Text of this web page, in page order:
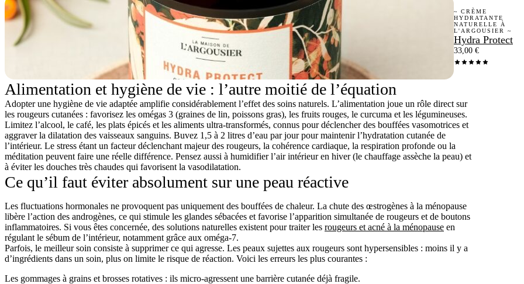
~ CRÈME
HYDRATANTE
NATURELLE À
L'ARGOUSIER ~
Hydra Protect
33,00 €
Alimentation et hygiène de vie : l’autre moitié de l’équation
Adopter une hygiène de vie adaptée amplifie considérablement l’effet des soins naturels. L’alimentation joue un rôle direct sur
les rougeurs cutanées : favorisez les omégas 3 (graines de lin, poissons gras), les fruits rouges, le curcuma et les légumineuses.
Limitez l’alcool, le café, les plats épicés et les aliments ultra-transformés, connus pour déclencher des bouffées vasomotrices et
aggraver la dilatation des vaisseaux sanguins. Buvez 1,5 à 2 litres d’eau par jour pour maintenir l’hydratation cutanée de
l’intérieur. Le stress étant un facteur déclenchant majeur des rougeurs, la cohérence cardiaque, la respiration profonde ou la
méditation peuvent faire une réelle différence. Pensez aussi à humidifier l’air intérieur en hiver (le chauffage assèche la peau) et
à éviter les douches très chaudes qui favorisent la vasodilatation.
Ce qu’il faut éviter absolument sur une peau réactive
Les fluctuations hormonales ne provoquent pas uniquement des bouffées de chaleur. La chute des œstrogènes à la ménopause
libère l’action des androgènes, ce qui stimule les glandes sébacées et favorise l’apparition simultanée de rougeurs et de boutons
inflammatoires. Si vous êtes concernée, des solutions naturelles existent pour traiter les rougeurs et acné à la ménopause en
régulant le sébum de l’intérieur, notamment grâce aux oméga-7.
Parfois, le meilleur soin consiste à supprimer ce qui agresse. Les peaux sujettes aux rougeurs sont hypersensibles : moins il y a
d’ingrédients dans un soin, plus on limite le risque de réaction. Voici les erreurs les plus courantes :
Les gommages à grains et brosses rotatives : ils micro-agressent une barrière cutanée déjà fragile.